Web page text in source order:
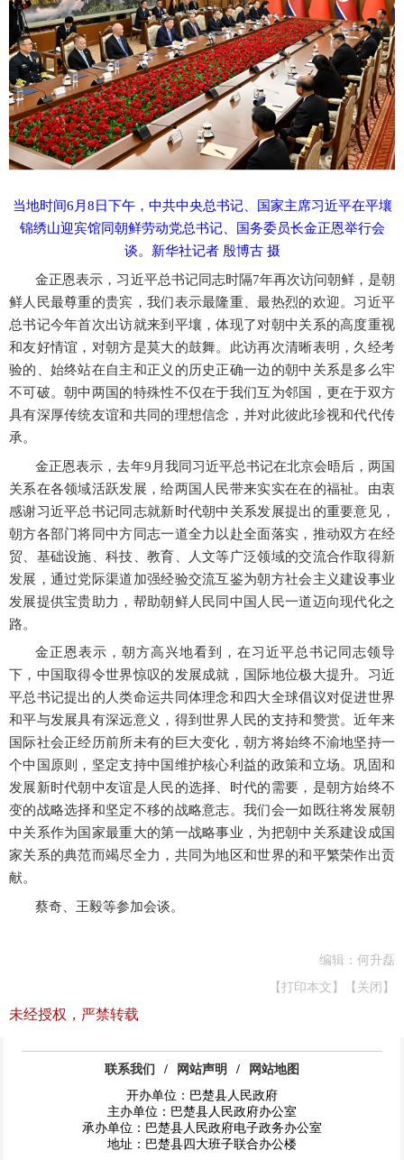
当地时间6月8日下午，中共中央总书记、国家主席习近平在平壤
锦绣山迎宾馆同朝鲜劳动党总书记、国务委员长金正恩举行会
谈。新华社记者 殷博古 摄
金正恩表示，习近平总书记同志时隔7年再次访问朝鲜，是朝
鲜人民最尊重的贵宾，我们表示最隆重、最热烈的欢迎。习近平
总书记今年首次出访就来到平壤，体现了对朝中关系的高度重视
和友好情谊，对朝方是莫大的鼓舞。此访再次清晰表明，久经考
验的、始终站在自主和正义的历史正确一边的朝中关系是多么牢
不可破。朝中两国的特殊性不仅在于我们互为邻国，更在于双方
具有深厚传统友谊和共同的理想信念，并对此彼此珍视和代代传
承。
金正恩表示，去年9月我同习近平总书记在北京会晤后，两国
关系在各领域活跃发展，给两国人民带来实实在在的福祉。由衷
感谢习近平总书记同志就新时代朝中关系发展提出的重要意见，
朝方各部门将同中方同志一道全力以赴全面落实，推动双方在经
贸、基础设施、科技、教育、人文等广泛领域的交流合作取得新
发展，通过党际渠道加强经验交流互鉴为朝方社会主义建设事业
发展提供宝贵助力，帮助朝鲜人民同中国人民一道迈向现代化之
路。
金正恩表示，朝方高兴地看到，在习近平总书记同志领导
下，中国取得令世界惊叹的发展成就，国际地位极大提升。习近
平总书记提出的人类命运共同体理念和四大全球倡议对促进世界
和平与发展具有深远意义，得到世界人民的支持和赞赏。近年来
国际社会正经历前所未有的巨大变化，朝方将始终不渝地坚持一
个中国原则，坚定支持中国维护核心利益的政策和立场。巩固和
发展新时代朝中友谊是人民的选择、时代的需要，是朝方始终不
变的战略选择和坚定不移的战略意志。我们会一如既往将发展朝
中关系作为国家最重大的第一战略事业，为把朝中关系建设成国
家关系的典范而竭尽全力，共同为地区和世界的和平繁荣作出贡
献。
蔡奇、王毅等参加会谈。
编辑：何升磊
【打印本文】
【关闭】
未经授权，严禁转载
联系我们 / 网站声明 /
网站地图
开办单位：巴楚县人民政府
主办单位：巴楚县人民政府办公室
承办单位：巴楚县人民政府电子政务办公室
地址：巴楚县四大班子联合办公楼